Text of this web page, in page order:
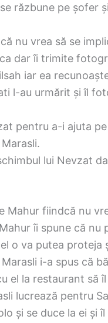
răzbune pe șofer
nu vrea să se
dar îi trimite
iar ea
l-au urmărit și îl
pentru a-i ajuta
lui Nevzat
Mahur fiindcă nu
îi spune că
o va putea proteja
i-a spus că
el la restaurant să
lucrează pentru
și se duce la ei și